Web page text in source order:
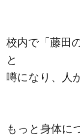
校内で「藤田
と
噂になり、人
もっと身体に